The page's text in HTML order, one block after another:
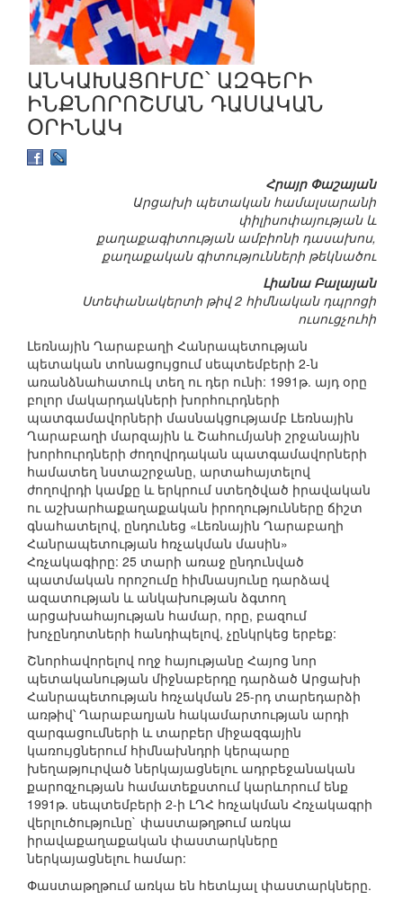
ԱՆԿԱԽԱՑՈՒՄԸ՝ ԱԶԳԵՐԻ
ԻՆՔՆՈՐՈՇՄԱՆ ԴԱՍԱԿԱՆ
ՕՐԻՆԱԿ
Հրայր Փաշայան
Արցախի պետական համալսարանի
փիլիսոփայության և
քաղաքագիտության ամբիոնի դասախոս,
քաղաքական գիտությունների թեկնածու
Լիանա Բալայան
Ստեփանակերտի թիվ 2 հիմնական դպրոցի
ուսուցչուհի
Լեռնային Ղարաբաղի Հանրապետության
պետական տոնացույցում սեպտեմբերի 2-ն
առանձնահատուկ տեղ ու դեր ունի: 1991թ. այդ օրը
բոլոր մակարդակների խորհուրդների
պատգամավորների մասնակցությամբ Լեռնային
Ղարաբաղի մարզային և Շահումյանի շրջանային
խորհուրդների ժողովրդական պատգամավորների
համատեղ նստաշրջանը, արտահայտելով
ժողովրդի կամքը և երկրում ստեղծված իրավական
ու աշխարհաքաղաքական իրողությունները ճիշտ
գնահատելով, ընդունեց «Լեռնային Ղարաբաղի
Հանրապետության հռչակման մասին»
Հռչակագիրը: 25 տարի առաջ ընդունված
պատմական որոշումը հիմնասյունը դարձավ
ազատության և անկախության ձգտող
արցախահայության համար, որը, բազում
խոչընդոտների հանդիպելով, չընկրկեց երբեք:
Շնորհավորելով ողջ հայությանը Հայոց նոր
պետականության միջնաբերդը դարձած Արցախի
Հանրապետության հռչակման 25-րդ տարեդարձի
առթիվ՝ Ղարաբաղյան հակամարտության արդի
զարգացումների և տարբեր միջազգային
կառույցներում հիմնախնդրի կերպարը
խեղաթյուրված ներկայացնելու ադրբեջանական
քարոզչության համատեքստում կարևորում ենք
1991թ. սեպտեմբերի 2-ի ԼՂՀ հռչակման Հռչակագրի
վերլուծությունը` փաստաթղթում առկա
իրավաքաղաքական փաստարկները
ներկայացնելու համար:
Փաստաթղթում առկա են հետևյալ փաստարկները.